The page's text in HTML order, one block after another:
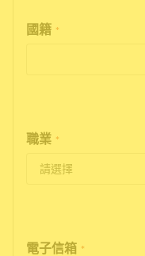
國籍 *
職業 *
電子信箱 *